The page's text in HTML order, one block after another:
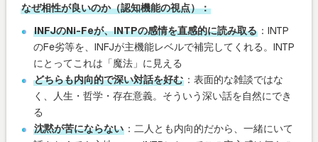
なぜ相性が良いのか（認知機能の視点）：
INFJのNi-Feが、INTPの感情を直感的に読み取る ：INTP
のFe劣等を、INFJが主機能レベルで補完してくれる。INTP
にとってこれは「魔法」に見える
どちらも内向的で深い対話を好む ：表面的な雑談ではな
く、人生・哲学・存在意義。そういう深い話を自然にでき
る
沈黙が苦にならない ：二人とも内向的だから、一緒にいて